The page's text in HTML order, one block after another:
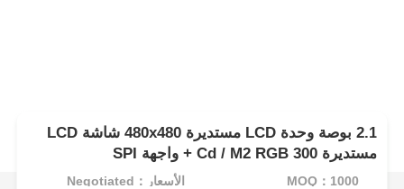
2.1 بوصة وحدة LCD مستديرة 480x480 شاشة LCD
مستديرة 300 Cd / M2 RGB + واجهة SPI
MOQ：1000 الأسعار：Negotiated